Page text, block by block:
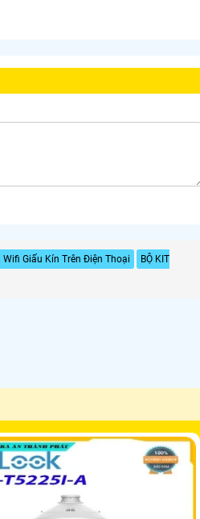
Giấu Kín Trên Điện Thoại
BỘ KIT